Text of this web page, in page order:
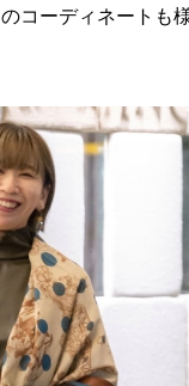
コーディネートも